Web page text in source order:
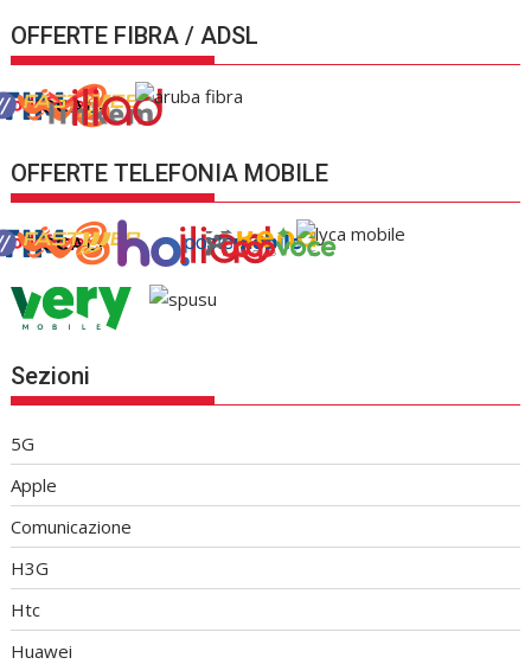
OFFERTE FIBRA / ADSL
OFFERTE TELEFONIA MOBILE
Sezioni
5G
Apple
Comunicazione
H3G
Htc
Huawei